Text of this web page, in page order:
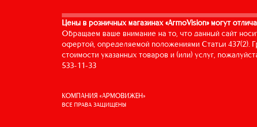
Цены в розничных магазинах «ArmoVision» могут
Обращаем ваше внимание на то, что данный сайт
офертой, определяемой положениями Статьи 437(2).
стоимости указанных товаров и (или) услуг,
533-11-33
КОМПАНИЯ «АРМОВИЖЕН»
ВСЕ ПРАВА ЗАЩИЩЕНЫ